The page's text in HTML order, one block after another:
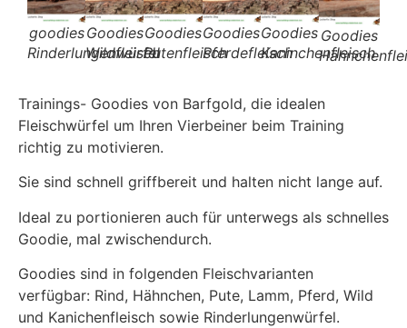
goodies
Rinderlungenwürfel
Goodies
Wildfleisch
Goodies
Putenfleisch
Goodies
Pferdefleisch
Goodies
Kaninchenfleisch
Goodies
Trainings- Goodies von Barfgold, die idealen
Fleischwürfel um Ihren Vierbeiner beim Training
richtig zu motivieren.
Sie sind schnell griffbereit und halten nicht lange auf.
Ideal zu portionieren auch für unterwegs als schnelles
Goodie, mal zwischendurch.
Goodies sind in folgenden Fleischvarianten
verfügbar: Rind, Hähnchen, Pute, Lamm, Pferd, Wild
und Kanichenfleisch sowie Rinderlungenwürfel.